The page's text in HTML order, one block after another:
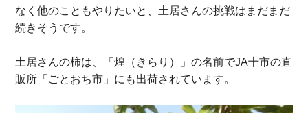
なく他のこともやりたいと、土居さんの挑戦はまだまだ
続きそうです。
土居さんの柿は、「煌（きらり）」の名前でJA十市の直
販所「ごとおち市」にも出荷されています。